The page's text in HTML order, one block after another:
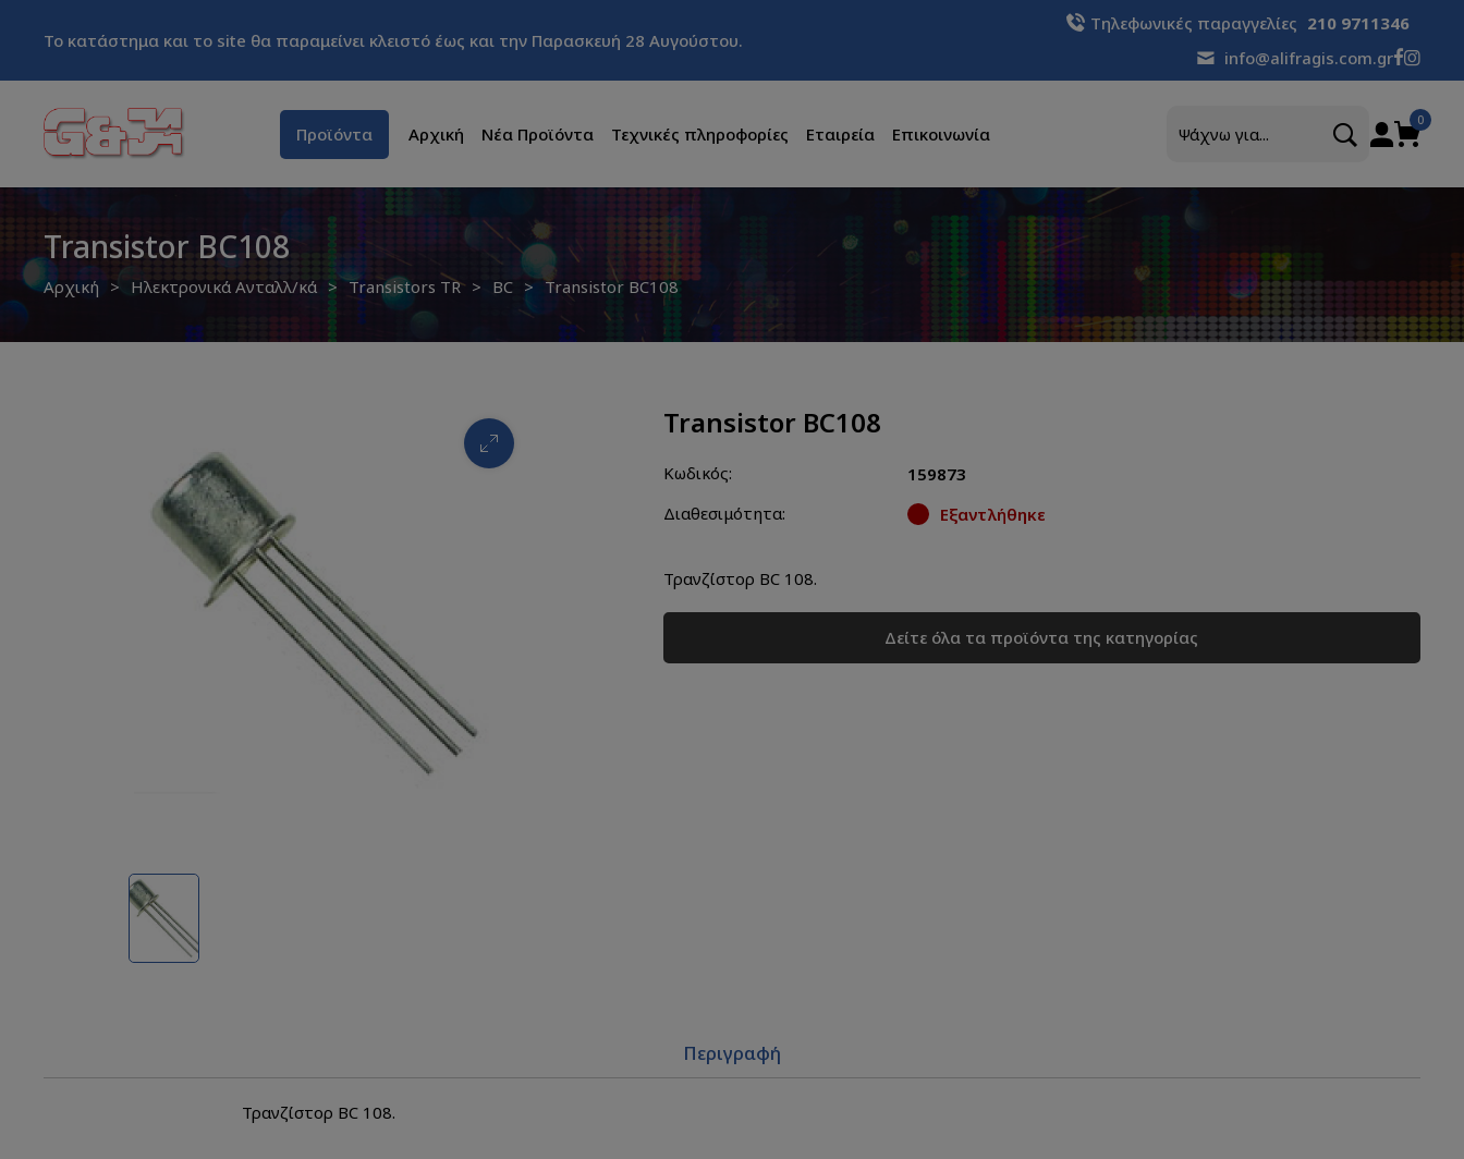
Το κατάστημα και το site θα παραμείνει κλειστό έως και την Παρασκευή 28 Αυγούστου.
Τηλεφωνικές παραγγελίες 210 9711346
info@alifragis.com.gr
Προϊόντα Αρχική Νέα Προϊόντα Τεχνικές πληροφορίες Εταιρεία Επικοινωνία
0
Transistor BC108
Αρχική Ηλεκτρονικά Ανταλλ/κά Transistors TR BC Transistor BC108
Transistor BC108
Κωδικός:
159873
Διαθεσιμότητα:
Εξαντλήθηκε
Τρανζίστορ BC 108.
Δείτε όλα τα προϊόντα της κατηγορίας
Περιγραφή
Τρανζίστορ BC 108.